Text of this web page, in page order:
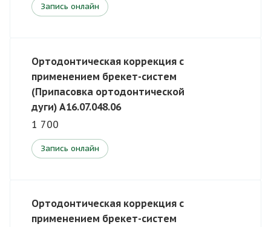
Запись онлайн
Ортодонтическая коррекция с
применением брекет-систем
(Припасовка ортодонтической
дуги) A16.07.048.06
1 700
Запись онлайн
Ортодонтическая коррекция с
применением брекет-систем